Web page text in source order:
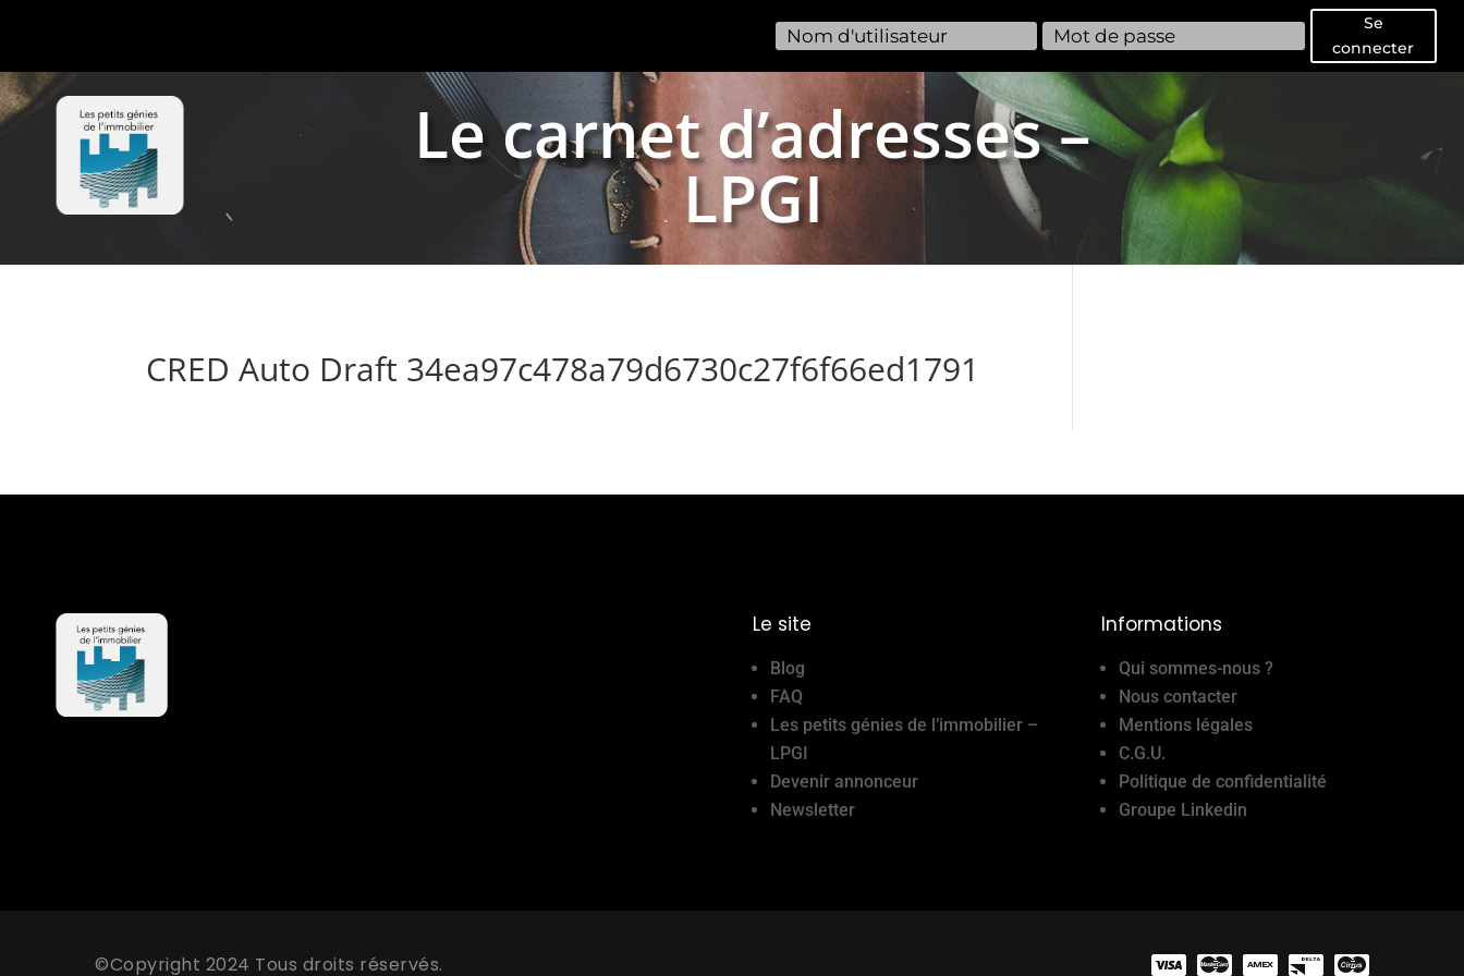
Se
connecter
Le carnet d’adresses –
LPGI
CRED Auto Draft 34ea97c478a79d6730c27f6f66ed1791
Le site
Blog
FAQ
Les petits génies de l’immobilier –
LPGI
Devenir annonceur
Newsletter
Informations
Qui sommes-nous ?
Nous contacter
Mentions légales
C.G.U.
Politique de confidentialité
Groupe Linkedin
©Copyright 2024 Tous droits réservés.